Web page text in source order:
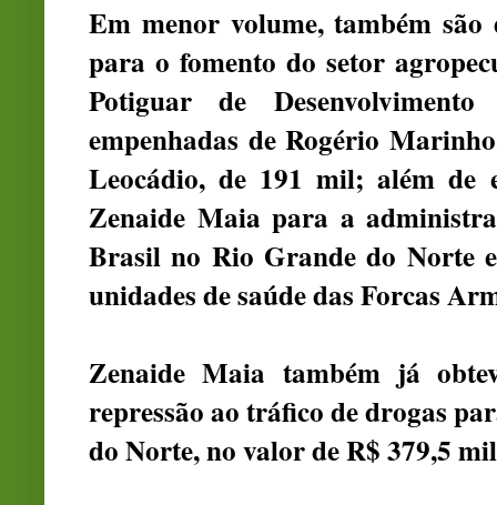
Em menor volume, também
para o fomento do setor
Potiguar de
empenhadas de Rogério
Leocádio, de 191 mil; além de
Zenaide Maia para a
Brasil no Rio Grande do Norte
unidades de saúde das Forcas
Zenaide Maia também já
repressão ao tráfico de drogas
do Norte, no valor de R$ 379,5